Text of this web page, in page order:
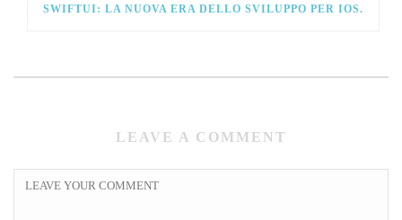
SWIFTUI: LA NUOVA ERA DELLO SVILUPPO PER IOS.
LEAVE A COMMENT